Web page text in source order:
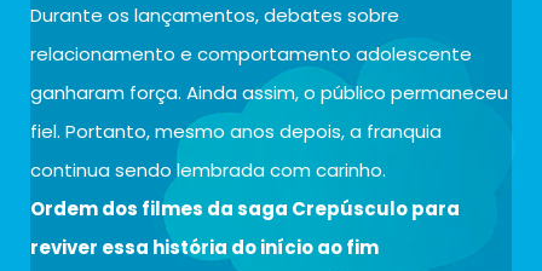
Durante os lançamentos, debates sobre
relacionamento e comportamento adolescente
ganharam força. Ainda assim, o público permaneceu
fiel. Portanto, mesmo anos depois, a franquia
continua sendo lembrada com carinho.
Ordem dos filmes da saga Crepúsculo para
reviver essa história do início ao fim